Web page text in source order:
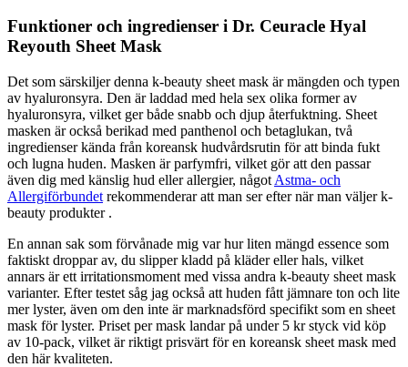
Funktioner och ingredienser i Dr. Ceuracle Hyal
Reyouth Sheet Mask
Det som särskiljer denna k-beauty sheet mask är mängden och typen
av hyaluronsyra. Den är laddad med hela sex olika former av
hyaluronsyra, vilket ger både snabb och djup återfuktning. Sheet
masken är också berikad med panthenol och betaglukan, två
ingredienser kända från koreansk hudvårdsrutin för att binda fukt
och lugna huden. Masken är parfymfri, vilket gör att den passar
även dig med känslig hud eller allergier, något Astma- och
Allergiförbundet rekommenderar att man ser efter när man väljer k-
beauty produkter .
En annan sak som förvånade mig var hur liten mängd essence som
faktiskt droppar av, du slipper kladd på kläder eller hals, vilket
annars är ett irritationsmoment med vissa andra k-beauty sheet mask
varianter. Efter testet såg jag också att huden fått jämnare ton och lite
mer lyster, även om den inte är marknadsförd specifikt som en sheet
mask för lyster. Priset per mask landar på under 5 kr styck vid köp
av 10-pack, vilket är riktigt prisvärt för en koreansk sheet mask med
den här kvaliteten.